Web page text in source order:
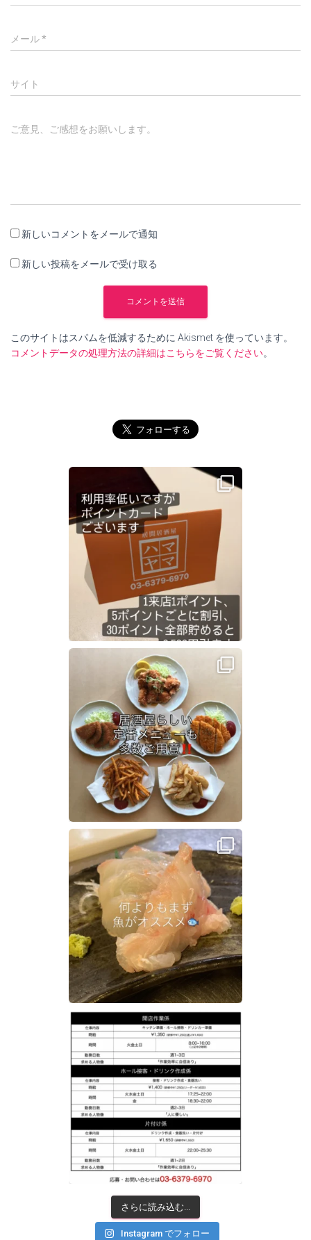
メール*
サイト
ご意見、ご感想をお願いします。
新しいコメントをメールで通知
新しい投稿をメールで受け取る
このサイトはスパムを低減するために Akismet を使っています。
コメントデータの処理方法の詳細はこちらをご覧ください。
さらに読み込む...
Instagram でフォロー